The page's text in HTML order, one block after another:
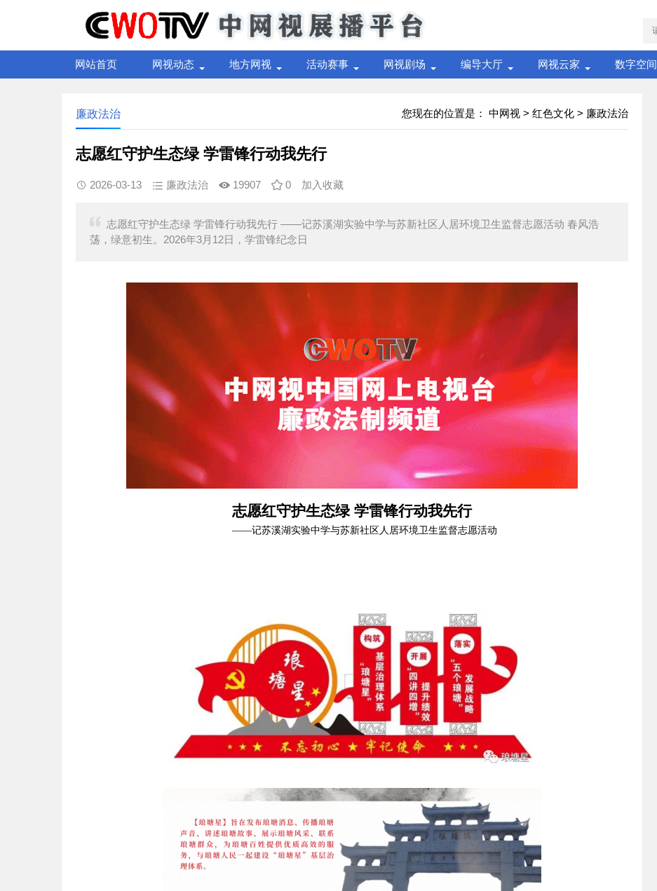
网站首页 网视动态 地方网视 活动赛事 网视剧场 编导大厅 网视云家 数字空间
您现在的位置是： 中网视 > 红色文化 > 廉政法治
廉政法治
志愿红守护生态绿 学雷锋行动我先行
2026-03-13 廉政法治 19907 0 加入收藏
志愿红守护生态绿 学雷锋行动我先行 ——记苏溪湖实验中学与苏新社区人居环境卫生监督志愿活动 春风浩
荡，绿意初生。2026年3月12日，学雷锋纪念日
志愿红守护生态绿 学雷锋行动我先行
——记苏溪湖实验中学与苏新社区人居环境卫生监督志愿活动